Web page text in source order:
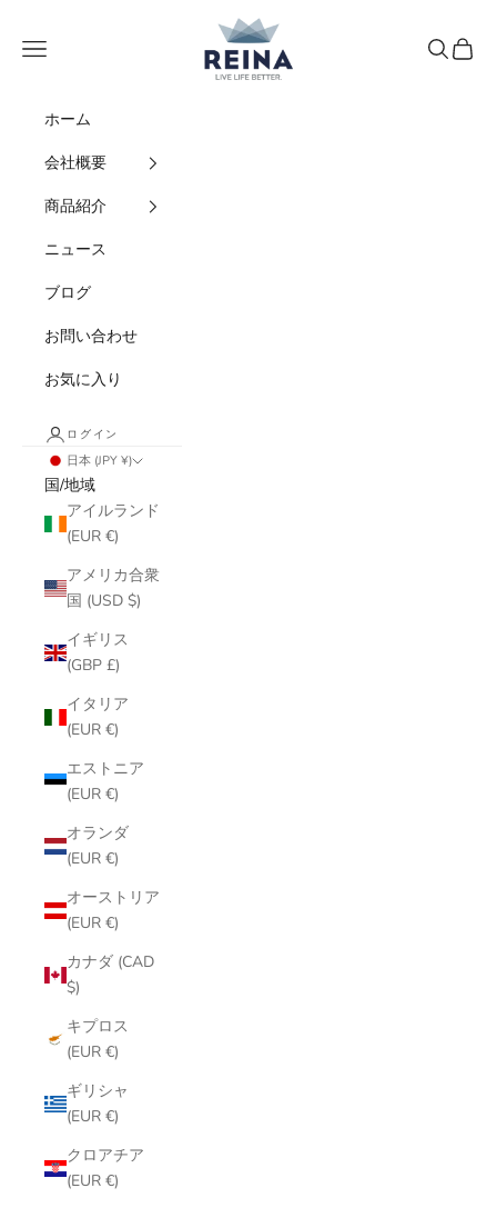
REINA
メニュー
検索カート
ホーム
会社概要
商品紹介
ニュース
ブログ
お問い合わせ
お気に入り
ログイン
日本 (JPY ¥)
国/地域
アイルランド
(EUR €)
アメリカ合衆
国 (USD $)
イギリス
(GBP £)
イタリア
(EUR €)
エストニア
(EUR €)
オランダ
(EUR €)
オーストリア
(EUR €)
カナダ (CAD
$)
キプロス
(EUR €)
ギリシャ
(EUR €)
クロアチア
(EUR €)